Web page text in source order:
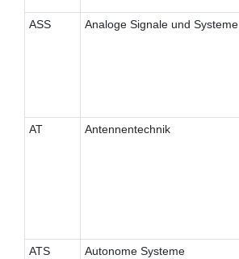
ASS Analoge Signale und Systeme
AT Antennentechnik
ATS Autonome Systeme